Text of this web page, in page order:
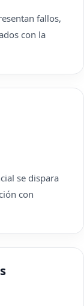
fallos,
con la
se dispara
con